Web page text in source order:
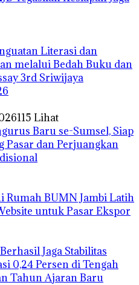
Literasi dan
melalui Bedah Buku dan
3rd Sriwijaya
115 Lihat
Baru se-Sumsel, Siap
Pasar dan Perjuangkan
Rumah BUMN Jambi Latih
untuk Pasar Ekspor
Jaga Stabilitas
0,24 Persen di Tengah
Tahun Ajaran Baru